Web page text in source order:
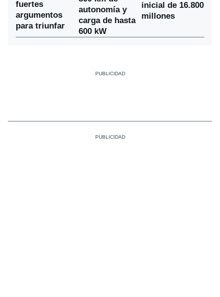
fuertes
argumentos
para triunfar
autonomía y
carga de hasta
600 kW
inicial de 16.800
millones